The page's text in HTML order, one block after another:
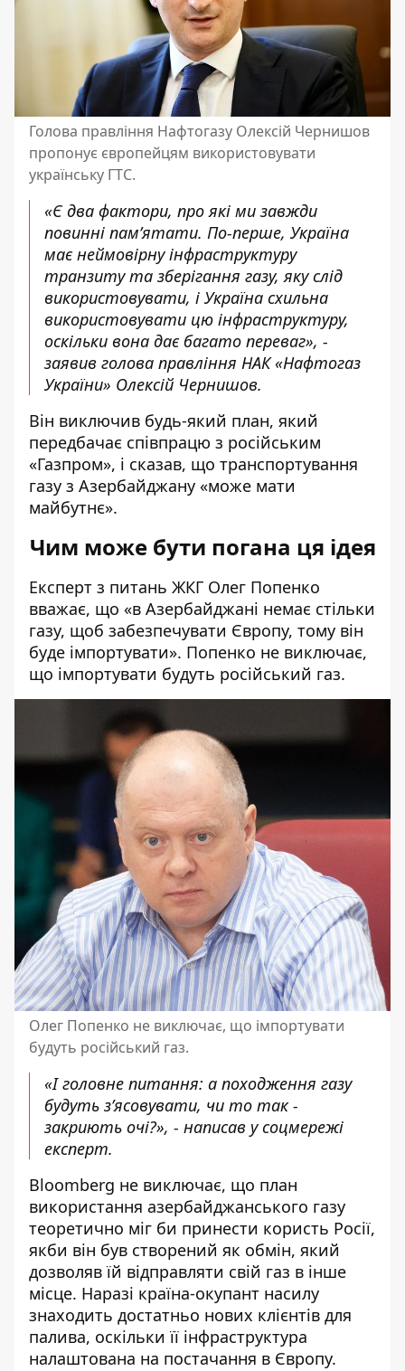
Голова правління Нафтогазу Олексій Чернишов
пропонує європейцям використовувати
українську ГТС.
«Є два фактори, про які ми завжди
повинні пам’ятати. По-перше, Україна
має неймовірну інфраструктуру
транзиту та зберігання газу, яку слід
використовувати, і Україна схильна
використовувати цю інфраструктуру,
оскільки вона дає багато переваг», -
заявив голова правління НАК «Нафтогаз
України» Олексій Чернишов.
Він виключив будь-який план, який
передбачає співпрацю з російським
«Газпром», і сказав, що транспортування
газу з Азербайджану «може мати
майбутнє».
Чим може бути погана ця ідея
Експерт з питань ЖКГ Олег Попенко
вважає, що «в Азербайджані немає стільки
газу, щоб забезпечувати Європу, тому він
буде імпортувати». Попенко не виключає,
що імпортувати будуть російський газ.
Олег Попенко не виключає, що імпортувати
будуть російський газ.
«І головне питання: а походження газу
будуть з’ясовувати, чи то так -
закриють очі?», - написав у соцмережі
експерт.
Bloomberg не виключає, що план
використання азербайджанського газу
теоретично міг би принести користь Росії,
якби він був створений як обмін, який
дозволяв їй відправляти свій газ в інше
місце. Наразі країна-окупант насилу
знаходить достатньо нових клієнтів для
палива, оскільки її інфраструктура
налаштована на постачання в Європу.